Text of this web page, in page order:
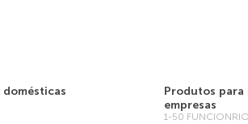
domésticas
Produtos para
empresas
1-50